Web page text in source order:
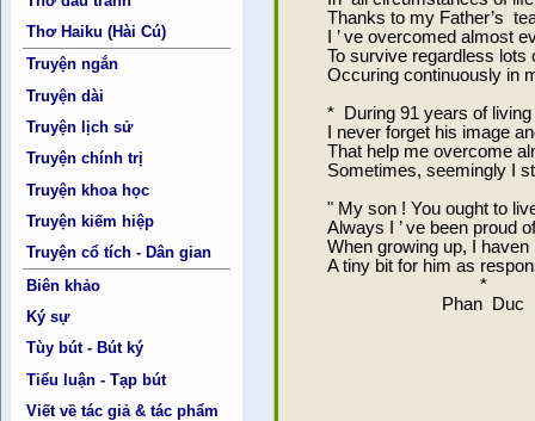
Thơ Haiku (Hài Cú)
Truyện ngắn
Truyện dài
Truyện lịch sử
Truyện chính trị
Truyện khoa học
Truyện kiếm hiệp
Truyện cổ tích - Dân gian
Biên khảo
Ký sự
Tùy bút - Bút ký
Tiểu luận - Tạp bút
Viết về tác giả & tác phẩm
Thanks to my Father’s
I ’ ve overcomed almost
To survive regardless lots
Occuring continuously in
* During 91 years of
I never forget his image
That help me overcome
Sometimes, seemingly I
" My son ! You ought to
Always I ’ ve been proud
When growing up, I haven
A tiny bit for him as
*
Phan Duc